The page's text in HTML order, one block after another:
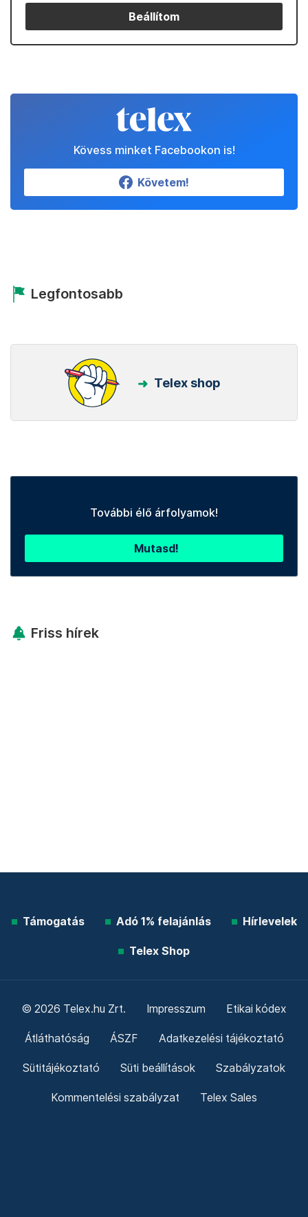
Beállítom
Kövess minket Facebookon is!
Követem!
Legfontosabb
Telex shop
További élő árfolyamok!
Mutasd!
Friss hírek
Támogatás Adó 1% felajánlás Hírlevelek
Telex Shop
© 2026 Telex.hu Zrt. Impresszum Etikai kódex
Átláthatóság ÁSZF Adatkezelési tájékoztató
Sütitájékoztató Süti beállítások Szabályzatok
Kommentelési szabályzat Telex Sales